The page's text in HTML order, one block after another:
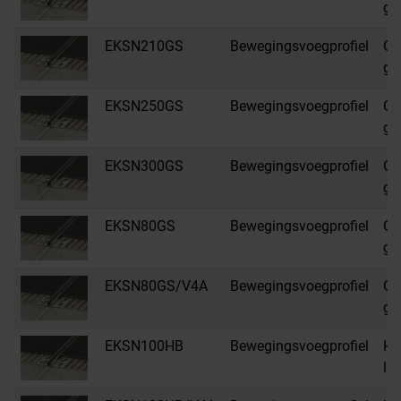
EKSN210GS Bewegingsvoegprofiel
EKSN250GS Bewegingsvoegprofiel
EKSN300GS Bewegingsvoegprofiel
EKSN80GS Bewegingsvoegprofiel
EKSN80GS/V4A Bewegingsvoegprofiel
EKSN100HB Bewegingsvoegprofiel